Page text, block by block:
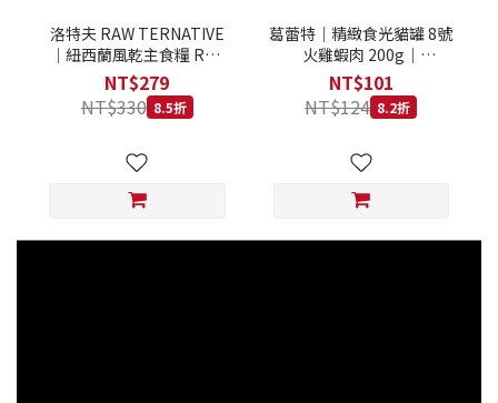
洛特夫 RAW TERNATIVE
｜紐西蘭風乾主食糧 RT3
羊肉 142g｜風乾主食糧 羊
肉 全齡犬 狗飼料
NT$279
NT$330 8.5折
葛蕾特｜精緻食光貓罐 8號
火雞蝦肉 200g｜
GranataPet 200克 主食罐
無穀罐 無膠罐 主食貓罐 德
罐
NT$101
NT$124 8.2折